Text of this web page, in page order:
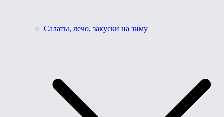
Салаты, лечо, закуски на зиму